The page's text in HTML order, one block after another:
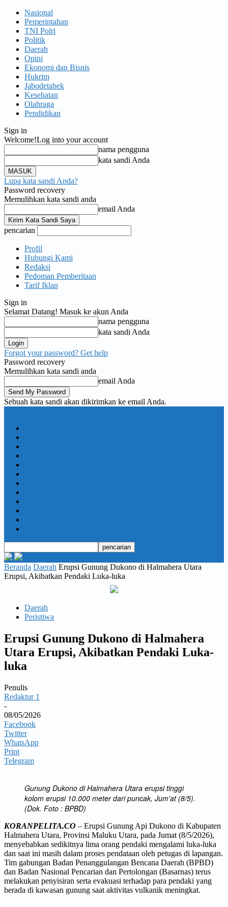
Nasional
Pemerintahan
TNI Polri
Politik
Daerah
Opini
Ekonomi dan Bisnis
Hukrim
Jabodetabek
Kesehatan
Olahraga
Pendidikan
Sign in
Welcome!Log into your account
nama pengguna
kata sandi Anda
Lupa kata sandi Anda?
Password recovery
Memulihkan kata sandi anda
email Anda
pencarian
Profil
Hubungi Kami
Redaksi
Pedoman Pemberitaan
Tarif Iklan
Sign in
Selamat Datang! Masuk ke akun Anda
nama pengguna
kata sandi Anda
Forgot your password? Get help
Password recovery
Memulihkan kata sandi anda
email Anda
Sebuah kata sandi akan dikirimkan ke email Anda.
Beranda Daerah Erupsi Gunung Dukono di Halmahera Utara
Erupsi, Akibatkan Pendaki Luka-luka
Daerah
Peristiwa
Erupsi Gunung Dukono di Halmahera
Utara Erupsi, Akibatkan Pendaki Luka-
luka
Penulis
Redaktur 1
-
08/05/2026
Facebook
Twitter
WhatsApp
Print
Telegram
Gunung Dukono di Halmahera Utara erupsi tinggi
kolom erupsi 10.000 meter dari puncak, Jum'at (8/5).
(Dok. Foto : BPBD)
KORANPELITA.CO – Erupsi Gunung Api Dukono di Kabupaten
Halmahera Utara, Provinsi Maluku Utara, pada Jumat (8/5/2026),
menyebabkan sedikitnya lima orang pendaki mengalami luka-luka
dan saat ini masih dalam proses pendataan oleh petugas di lapangan.
Tim gabungan Badan Penanggulangan Bencana Daerah (BPBD)
dan Badan Nasional Pencarian dan Pertolongan (Basarnas) terus
melakukan penyisiran serta evakuasi terhadap para pendaki yang
berada di kawasan gunung saat aktivitas vulkanik meningkat.